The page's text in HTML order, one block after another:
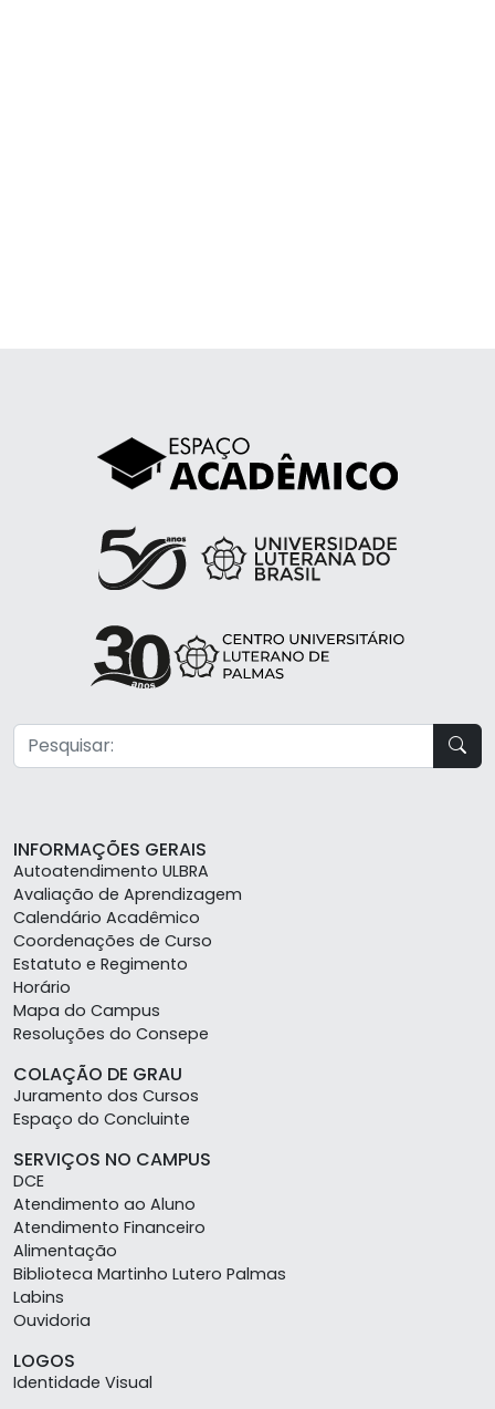
INFORMAÇÕES GERAIS
Autoatendimento ULBRA
Avaliação de Aprendizagem
Calendário Acadêmico
Coordenações de Curso
Estatuto e Regimento
Horário
Mapa do Campus
Resoluções do Consepe
COLAÇÃO DE GRAU
Juramento dos Cursos
Espaço do Concluinte
SERVIÇOS NO CAMPUS
DCE
Atendimento ao Aluno
Atendimento Financeiro
Alimentação
Biblioteca Martinho Lutero Palmas
Labins
Ouvidoria
LOGOS
Identidade Visual